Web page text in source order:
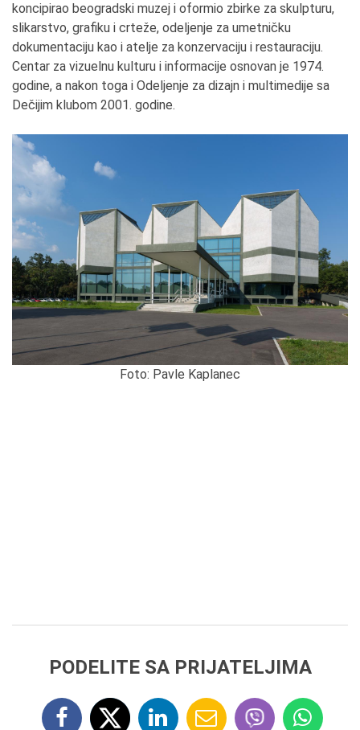
koncipirao beogradski muzej i oformio zbirke za skulpturu,
slikarstvo, grafiku i crteže, odeljenje za umetničku
dokumentaciju kao i atelje za konzervaciju i restauraciju.
Centar za vizuelnu kulturu i informacije osnovan je 1974.
godine, a nakon toga i Odeljenje za dizajn i multimedije sa
Dečijim klubom 2001. godine.
Foto: Pavle Kaplanec
PODELITE SA PRIJATELJIMA